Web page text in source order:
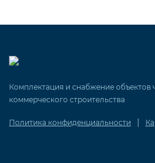
Комплектация и снабжение объектов
коммерческого строительства
Политика конфиденциальности |